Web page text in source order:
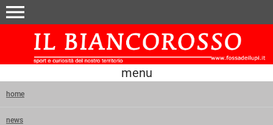
menu
menu
home
news